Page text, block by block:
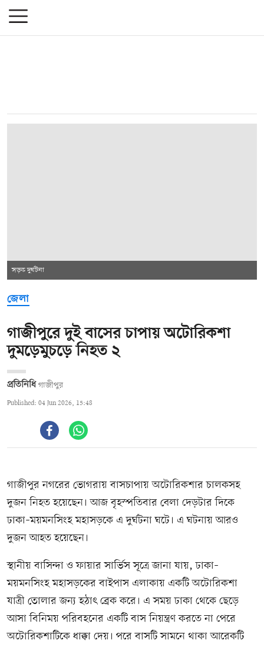
সড়ক দুর্ঘটনা
জেলা
গাজীপুরে দুই বাসের চাপায় অটোরিকশা
দুমড়েমুচড়ে নিহত ২
প্রতিনিধি গাজীপুর
Published: 04 Jun 2026, 15:48
গাজীপুর নগরের ভোগরায় বাসচাপায় অটোরিকশার চালকসহ
দুজন নিহত হয়েছেন। আজ বৃহস্পতিবার বেলা দেড়টার দিকে
ঢাকা–ময়মনসিংহ মহাসড়কে এ দুর্ঘটনা ঘটে। এ ঘটনায় আরও
দুজন আহত হয়েছেন।
স্থানীয় বাসিন্দা ও ফায়ার সার্ভিস সূত্রে জানা যায়, ঢাকা–
ময়মনসিংহ মহাসড়কের বাইপাস এলাকায় একটি অটোরিকশা
যাত্রী তোলার জন্য হঠাৎ ব্রেক করে। এ সময় ঢাকা থেকে ছেড়ে
আসা বিনিময় পরিবহনের একটি বাস নিয়ন্ত্রণ করতে না পেরে
অটোরিকশাটিকে ধাক্কা দেয়। পরে বাসটি সামনে থাকা আরেকটি